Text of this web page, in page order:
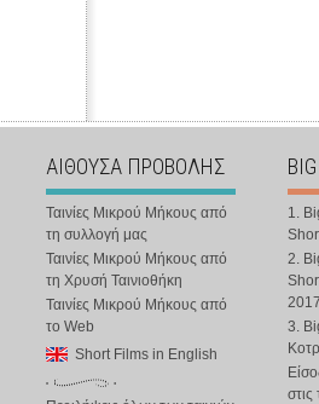
ΑΙΘΟΥΣΑ ΠΡΟΒΟΛΗΣ
Ταινίες Μικρού Μήκους από
τη συλλογή μας
Ταινίες Μικρού Μήκους από
τη Χρυσή Ταινιοθήκη
Ταινίες Μικρού Μήκους από
το Web
Short Films in English
1.
2.
3.
στις